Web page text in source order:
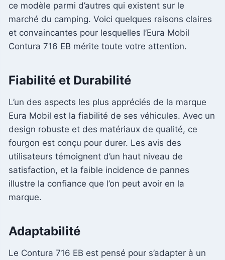
ce modèle parmi d’autres qui existent sur le
marché du camping. Voici quelques raisons claires
et convaincantes pour lesquelles l’Eura Mobil
Contura 716 EB mérite toute votre attention.
Fiabilité et Durabilité
L’un des aspects les plus appréciés de la marque
Eura Mobil est la fiabilité de ses véhicules. Avec un
design robuste et des matériaux de qualité, ce
fourgon est conçu pour durer. Les avis des
utilisateurs témoignent d’un haut niveau de
satisfaction, et la faible incidence de pannes
illustre la confiance que l’on peut avoir en la
marque.
Adaptabilité
Le Contura 716 EB est pensé pour s’adapter à un